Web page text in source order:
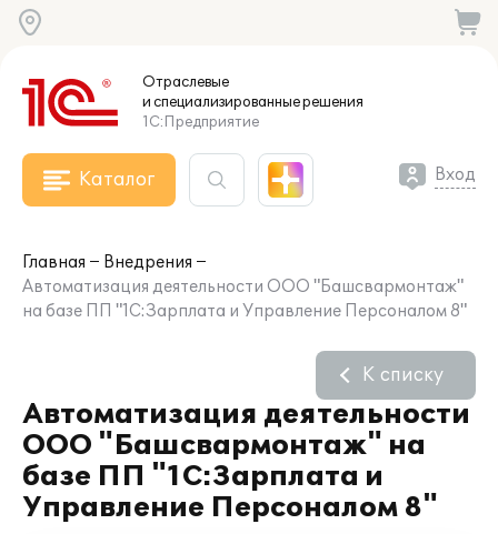
Отраслевые
и специализированныерешения
1С:Предприятие
Каталог Вход
Главная
Внедрения
Автоматизация деятельности ООО "Башсвармонтаж"
на базе ПП "1С:Зарплата и Управление Персоналом 8"
Автоматизация деятельности
ООО "Башсвармонтаж" на
базе ПП "1С:Зарплата и
Управление Персоналом 8"
К списку